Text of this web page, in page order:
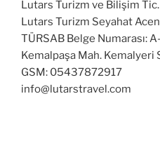
Lutars Turizm ve Bilişim
Lutars Turizm Seyahat
TÜRSAB Belge Numarası:
Kemalpaşa Mah. Kemalyeri
GSM: 05437872917
info@lutarstravel.com